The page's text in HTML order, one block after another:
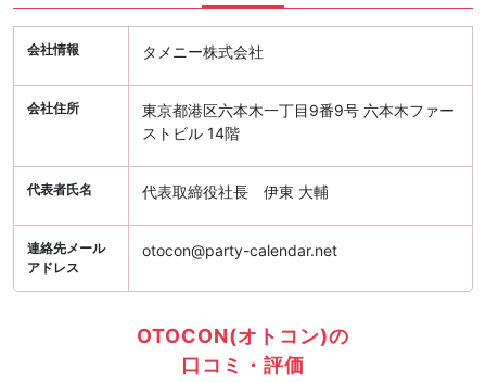
会社情報 タメニー株式会社
会社住所
東京都港区六本木一丁目9番9号 六本木ファー
ストビル 14階
代表者氏名 代表取締役社長 伊東 大輔
連絡先メール
アドレス
otocon@party-calendar.net
OTOCON(オトコン)の
口コミ・評価